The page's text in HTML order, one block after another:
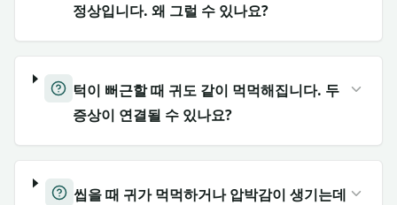
정상입니다. 왜 그럴 수 있나요?
턱이 뻐근할 때 귀도 같이 먹먹해집니다. 두
증상이 연결될 수 있나요?
씹을 때 귀가 먹먹하거나 압박감이 생기는데